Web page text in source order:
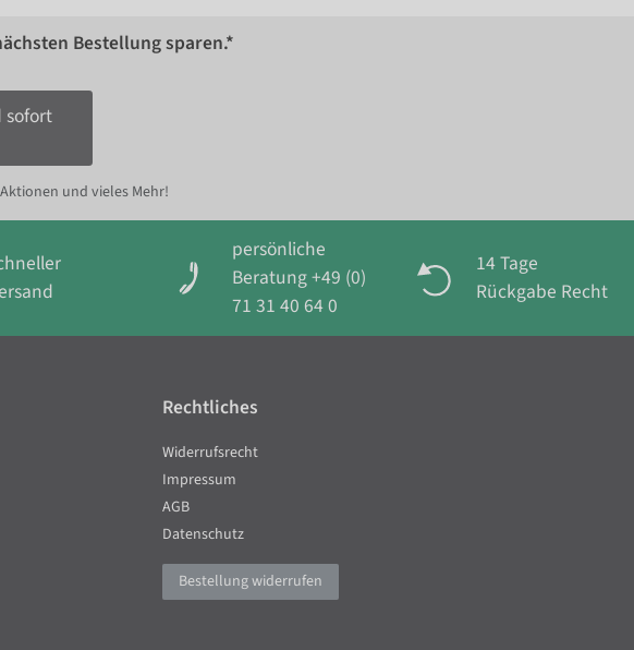
Bestellung sparen.*
sofort
und vieles Mehr!
persönliche
Beratung +49 (0)
71 31 40 64 0
14 Tage
Rückgabe Recht
Rechtliches
Widerrufsrecht
Impressum
AGB
Datenschutz
Bestellung widerrufen